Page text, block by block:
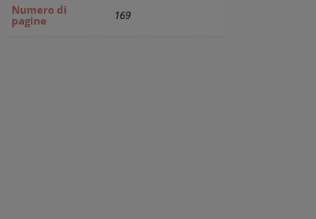
Numero di
pagine
169